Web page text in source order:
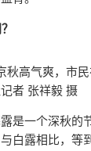
秋高气爽，市
者 张祥毅 摄
一个深秋的
白露相比，等